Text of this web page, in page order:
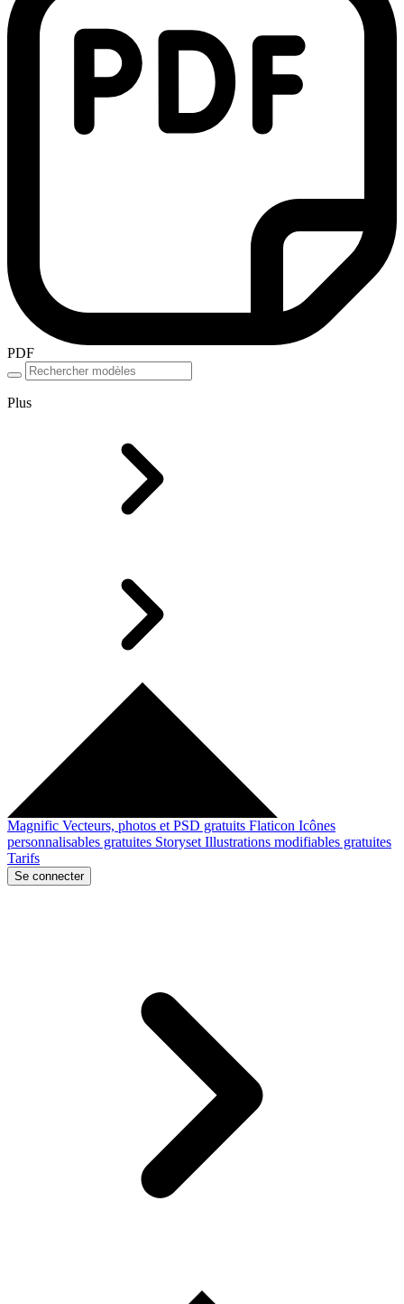
PDF
Plus
Magnific Vecteurs, photos et PSD gratuits Flaticon Icônes
personnalisables gratuites Storyset Illustrations modifiables gratuites
Tarifs
Se connecter